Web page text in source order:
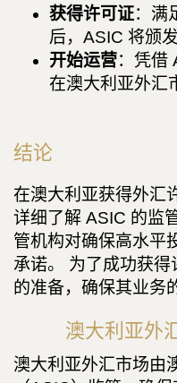
获得许可证：满
后，ASIC 将颁
开始运营：凭借
在澳大利亚外汇
结论
在澳大利亚获得外汇
详细了解 ASIC 的监
管机构对确保高水平
承诺。 为了成功获
的准备，确保其业务
澳大利亚外
澳大利亚外汇市场由